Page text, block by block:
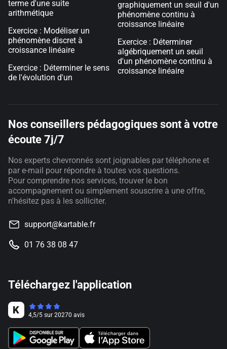
terme d'une suite
arithmétique
Exercice : Modéliser un
phénomène discret à
croissance linéaire
Exercice : Déterminer le sens
de l'évolution d'un
graphiquement un seuil d'un
phénomène continu à
croissance linéaire
Exercice : Déterminer
algébriquement un seuil
d'un phénomène continu à
croissance linéaire
Nos conseillers pédagogiques sont à votre
écoute 7j/7
Nos experts chevronnés sont joignables par téléphone et
par e-mail pour répondre à toutes vos questions.
Pour comprendre nos services, trouver le bon
accompagnement ou simplement souscrire à une offre,
n'hésitez pas à les solliciter.
support@kartable.fr
01 76 38 08 47
Téléchargez l'application
4,5/5 sur 20270 avis